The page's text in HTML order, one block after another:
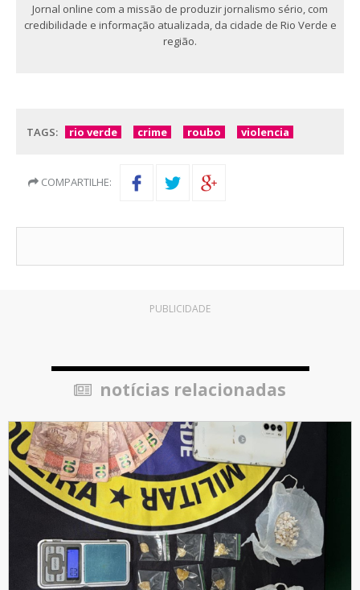
Jornal online com a missão de produzir jornalismo sério, com
credibilidade e informação atualizada, da cidade de Rio Verde e
região.
TAGS: rio verde crime roubo violencia
COMPARTILHE:
PUBLICIDADE
notícias relacionadas